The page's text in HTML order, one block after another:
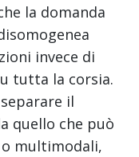
la domanda
invece di
tutta la corsia.
il
quello che può
multimodali,